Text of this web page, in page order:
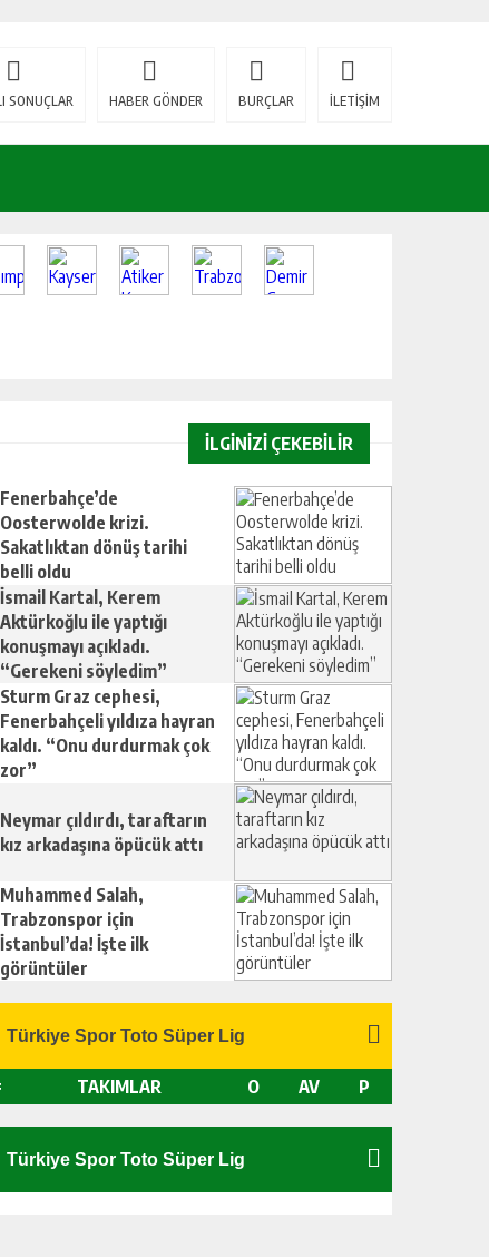
SONUÇLAR HABER GÖNDER BURÇLAR İLETİŞİM
İLGİNİZİ ÇEKEBİLİR
Fenerbahçe’de
Oosterwolde krizi.
Sakatlıktan dönüş tarihi
belli oldu
İsmail Kartal, Kerem
Aktürkoğlu ile yaptığı
konuşmayı açıkladı.
“Gerekeni söyledim”
Sturm Graz cephesi,
Fenerbahçeli yıldıza hayran
kaldı. “Onu durdurmak çok
zor”
Neymar çıldırdı, taraftarın
kız arkadaşına öpücük attı
Muhammed Salah,
Trabzonspor için
İstanbul’da! İşte ilk
görüntüler
TAKIMLAR O AV P